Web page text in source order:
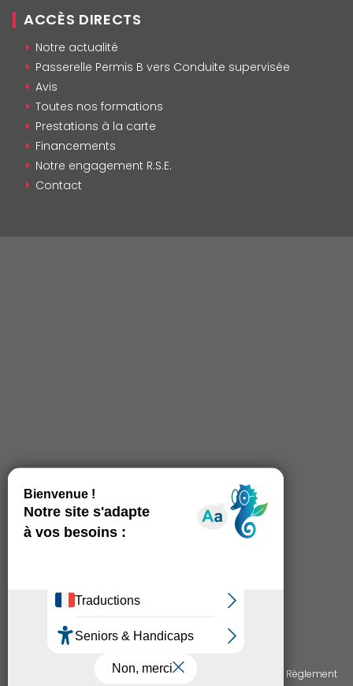
ACCÈS DIRECTS
Notre actualité
Passerelle Permis B vers Conduite supervisée
Avis
Toutes nos formations
Prestations à la carte
Financements
Notre engagement R.S.E.
Contact
Mentions légales du site
RGPD de l'auto-école Règlement